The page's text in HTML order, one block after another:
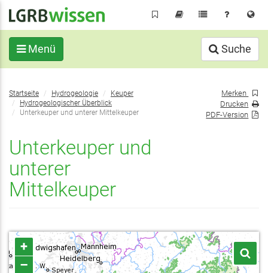
Inhalt
Menü Suche
Sie
befinden
sich
Startseite Hydrogeologie
Keuper
Hydrogeologischer Überblick
Unterkeuper und unterer Mittelkeuper
Unterkeuper und
unterer
Mittelkeuper
Merken
Drucken
PDF-Version
+
–